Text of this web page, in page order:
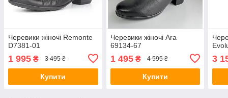
Черевики жіночі Remonte
D7381-01
1 995 ₴ 3 495 ₴
Купити
Черевики жіночі Ara
69134-67
1 495₴ 4 595 ₴
Купити
3